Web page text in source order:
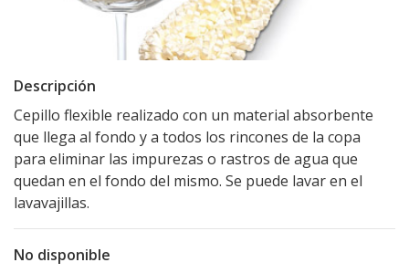
Descripción
Cepillo flexible realizado con un material absorbente
que llega al fondo y a todos los rincones de la copa
para eliminar las impurezas o rastros de agua que
quedan en el fondo del mismo. Se puede lavar en el
lavavajillas.
No disponible